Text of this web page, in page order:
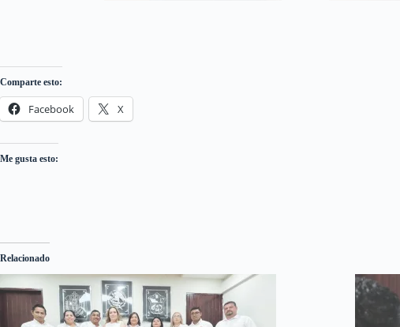
Comparte esto:
Facebook X
Me gusta esto:
Relacionado